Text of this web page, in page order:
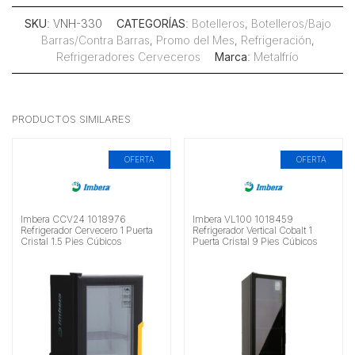
SKU: VNH-330 CATEGORÍAS: Botelleros, Botelleros/Bajo
Barras/Contra Barras, Promo del Mes, Refrigeración,
Refrigeradores Cerveceros
Marca: Metalfrío
PRODUCTOS SIMILARES
OFERTA
Imbera CCV24 1018976
Refrigerador Cervecero 1 Puerta
Cristal 1.5 Pies Cúbicos
OFERTA
Imbera VL100 1018459
Refrigerador Vertical Cobalt 1
Puerta Cristal 9 Pies Cúbicos